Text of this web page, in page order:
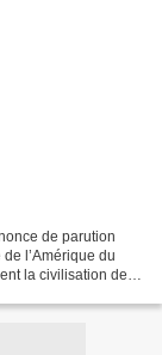
de parution
l’Amérique du
la civilisation des